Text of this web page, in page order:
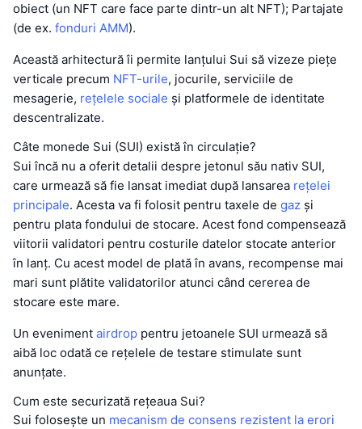
obiect (un NFT care face parte dintr-un alt NFT); Partajate
(de ex. fonduri AMM).
Această arhitectură îi permite lanțului Sui să vizeze piețe
verticale precum NFT-urile, jocurile, serviciile de
mesagerie, rețelele sociale și platformele de identitate
descentralizate.
Câte monede Sui (SUI) există în circulație?
Sui încă nu a oferit detalii despre jetonul său nativ SUI,
care urmează să fie lansat imediat după lansarea rețelei
principale. Acesta va fi folosit pentru taxele de gaz și
pentru plata fondului de stocare. Acest fond compensează
viitorii validatori pentru costurile datelor stocate anterior
în lanț. Cu acest model de plată în avans, recompense mai
mari sunt plătite validatorilor atunci când cererea de
stocare este mare.
Un eveniment airdrop pentru jetoanele SUI urmează să
aibă loc odată ce rețelele de testare stimulate sunt
anunțate.
Cum este securizată rețeaua Sui?
Sui folosește un mecanism de consens rezistent la erori